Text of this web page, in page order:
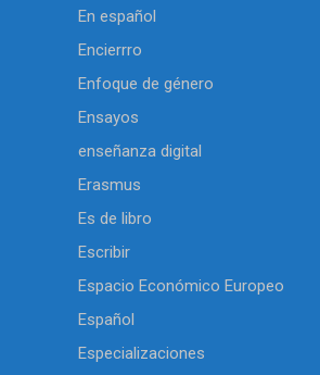
En español
Encierrro
Enfoque de género
Ensayos
enseñanza digital
Erasmus
Es de libro
Escribir
Espacio Económico Europeo
Español
Especializaciones